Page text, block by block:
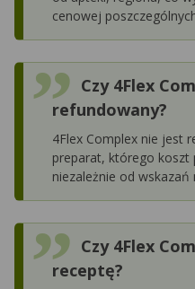
cenowej
Czy 4Flex
refundowany?
4Flex Complex nie jest
preparat, którego koszt
niezależnie od
Czy 4Flex
receptę?